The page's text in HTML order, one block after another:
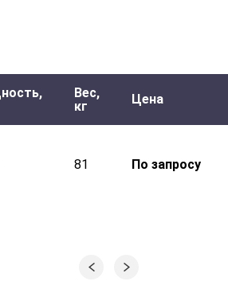
Вес,
кг
Цена
81 По запросу